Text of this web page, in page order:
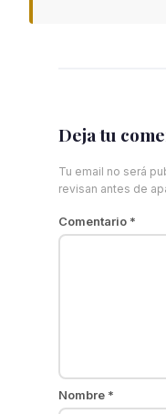
Deja tu
Tu email no será
revisan antes de
Comentario *
Nombre *